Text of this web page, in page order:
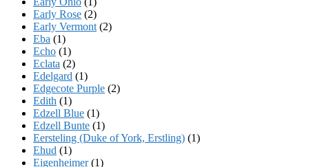
Early Rose (2)
Early Vermont (2)
Eba (1)
Echo (1)
Eclata (2)
Edelgard (1)
Edgecote Purple (2)
Edith (1)
Edzell Blue (1)
Edzell Bunte (1)
Eersteling (Duke of York, Erstling) (1)
Ehud (1)
Eigenheimer(1)